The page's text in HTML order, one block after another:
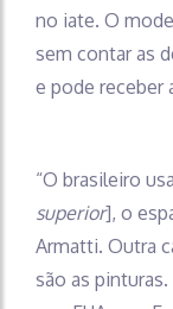
no iate. O
sem contar as
e pode receber
“O brasileiro
superior], o
Armatti. Outra
são as